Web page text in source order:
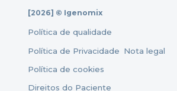
[2026] © Igenomix
Política de qualidade
Política de Privacidade Nota legal
Política de cookies
Direitos do Paciente